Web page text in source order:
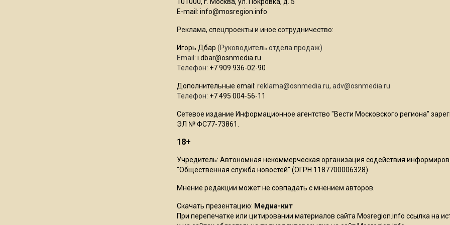
E-mail: info@mosregion.info
Реклама, спецпроекты и иное сотрудничество:
Игорь Дбар (Руководитель отдела продаж)
Email: i.dbar@osnmedia.ru
Телефон: +7 909 936-02-90
Дополнительные email: reklama@osnmedia.ru, adv@osnmedia.ru
Телефон: +7 495 004-56-11
Сетевое издание Информационное агентство "Вести Московского региона"
ЭЛ № ФС77-73861.
18+
Учредитель: Автономная некоммерческая организация содействия
"Общественная служба новостей" (ОГРН 1187700006328).
Мнение редакции может не совпадать с мнением авторов.
Скачать презентацию: Медиа-кит
При перепечатке или цитировании материалов сайта Mosregion.info ссылка на